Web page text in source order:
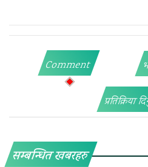
Comment
प्रतिक्रिया
सम्बन्धित खबरहरु